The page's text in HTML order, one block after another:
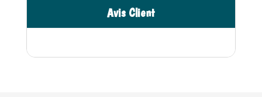
Avis Client